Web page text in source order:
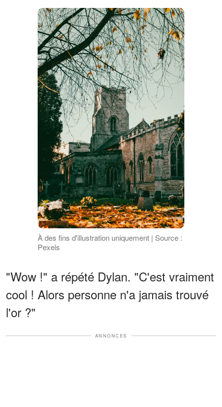
À des fins d'illustration uniquement | Source :
Pexels
"Wow !" a répété Dylan. "C'est vraiment
cool ! Alors personne n'a jamais trouvé
l'or ?"
ANNONCES